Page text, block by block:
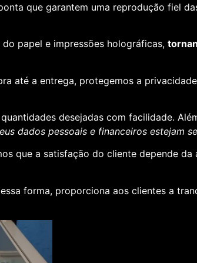
que garantem uma reprodução fiel
papel e impressões holográficas,
até a entrega, protegemos a
desejadas com facilidade.
dados pessoais e financeiros estejam
que a satisfação do cliente depende da
forma, proporciona aos clientes a